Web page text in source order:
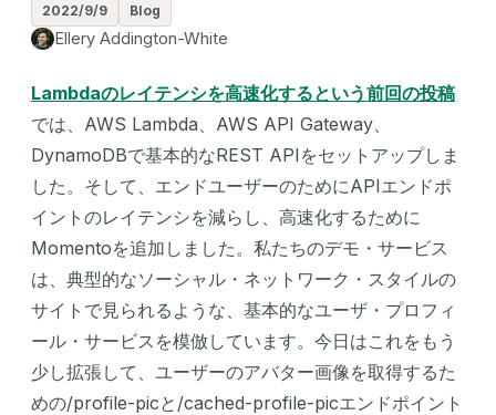
2022/9/9 Blog
Ellery Addington-White
Lambdaのレイテンシを高速化するという前回の投稿
では、AWS Lambda、AWS API Gateway、
DynamoDBで基本的なREST APIをセットアップしま
した。そして、エンドユーザーのためにAPIエンドポ
イントのレイテンシを減らし、高速化するために
Momentoを追加しました。私たちのデモ・サービス
は、典型的なソーシャル・ネットワーク・スタイルの
サイトで見られるような、基本的なユーザ・プロフィ
ール・サービスを模倣しています。今日はこれをもう
少し拡張して、ユーザーのアバター画像を取得するた
めの/profile-picと/cached-profile-picエンドポイント